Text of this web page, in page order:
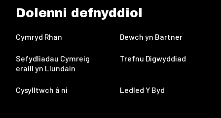
Dolenni defnyddiol
Cymryd Rhan Dewch yn Bartner
Sefydliadau Cymreig
eraill yn Llundain
Trefnu Digwyddiad
Cysylltwch â ni Ledled Y Byd